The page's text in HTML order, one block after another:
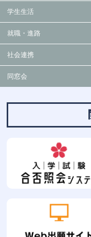
学生生活
就職・進路
社会連携
同窓会